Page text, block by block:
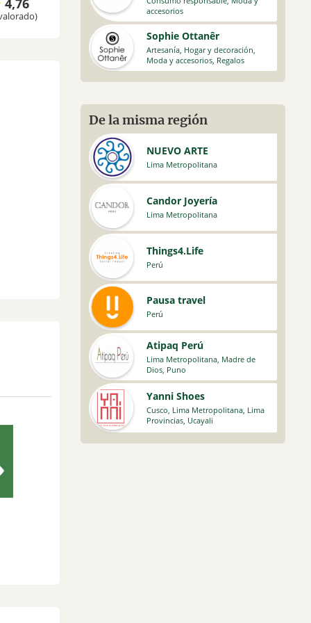
4,76
accesorios
Sophie Ottanêr
Artesanía, Hogar y decoración
Moda y accesorios, Regalos
De la misma región
NUEVO ARTE
Lima Metropolitana
Candor Joyería
Lima Metropolitana
Things4.Life
Perú
Pausa travel
Perú
Atipaq Perú
Lima Metropolitana, Madre de
Dios, Puno
Yanni Shoes
Cusco, Lima Metropolitana, Lima
Provincias, Ucayali